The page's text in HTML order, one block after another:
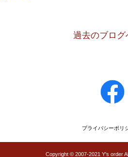
過去のブログ
プライバシーポリ
Copyright © 2007-2021 Y's order